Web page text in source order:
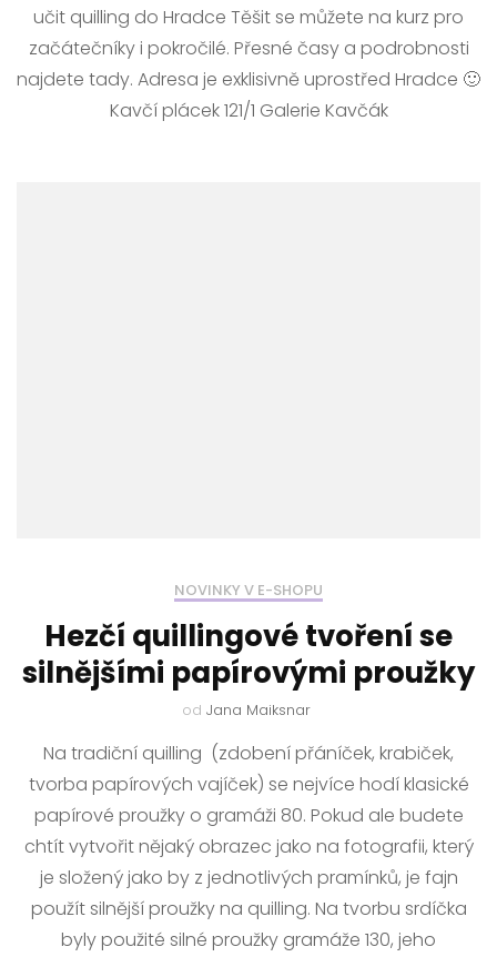
učit quilling do Hradce Těšit se můžete na kurz pro
začátečníky i pokročilé. Přesné časy a podrobnosti
najdete tady. Adresa je exklisivně uprostřed Hradce 🙂
Kavčí plácek 121/1 Galerie Kavčák
NOVINKY V E-SHOPU
Hezčí quillingové tvoření se
silnějšími papírovými proužky
od Jana Maiksnar
Na tradiční quilling (zdobení přáníček, krabiček,
tvorba papírových vajíček) se nejvíce hodí klasické
papírové proužky o gramáži 80. Pokud ale budete
chtít vytvořit nějaký obrazec jako na fotografii, který
je složený jako by z jednotlivých pramínků, je fajn
použít silnější proužky na quilling. Na tvorbu srdíčka
byly použité silné proužky gramáže 130, jeho